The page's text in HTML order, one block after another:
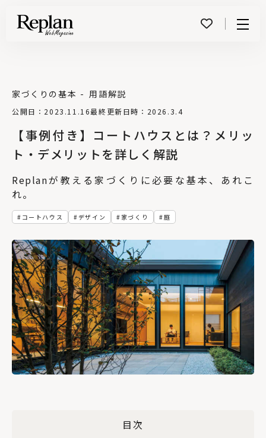
【事例付き】コートハウスとは？メリッ
ト・デメリットを詳しく解説
公開日：2023.11.16最終更新日時：2026.3.4
家づくりの基本 用語解説
コートハウス デザイン 家づくり 庭
Replanが教える家づくりに必要な基本、あれこ
れ。
目次